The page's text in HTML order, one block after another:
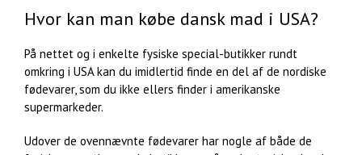
Hvor kan man købe dansk mad i USA?
På nettet og i enkelte fysiske special-butikker rundt
omkring i USA kan du imidlertid finde en del af de nordiske
fødevarer, som du ikke ellers finder i amerikanske
supermarkeder.
Udover de ovennævnte fødevarer har nogle af både de